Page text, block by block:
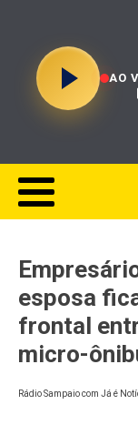
AO
esposa
frontal
micro-
Rádio Sampaio com Já é